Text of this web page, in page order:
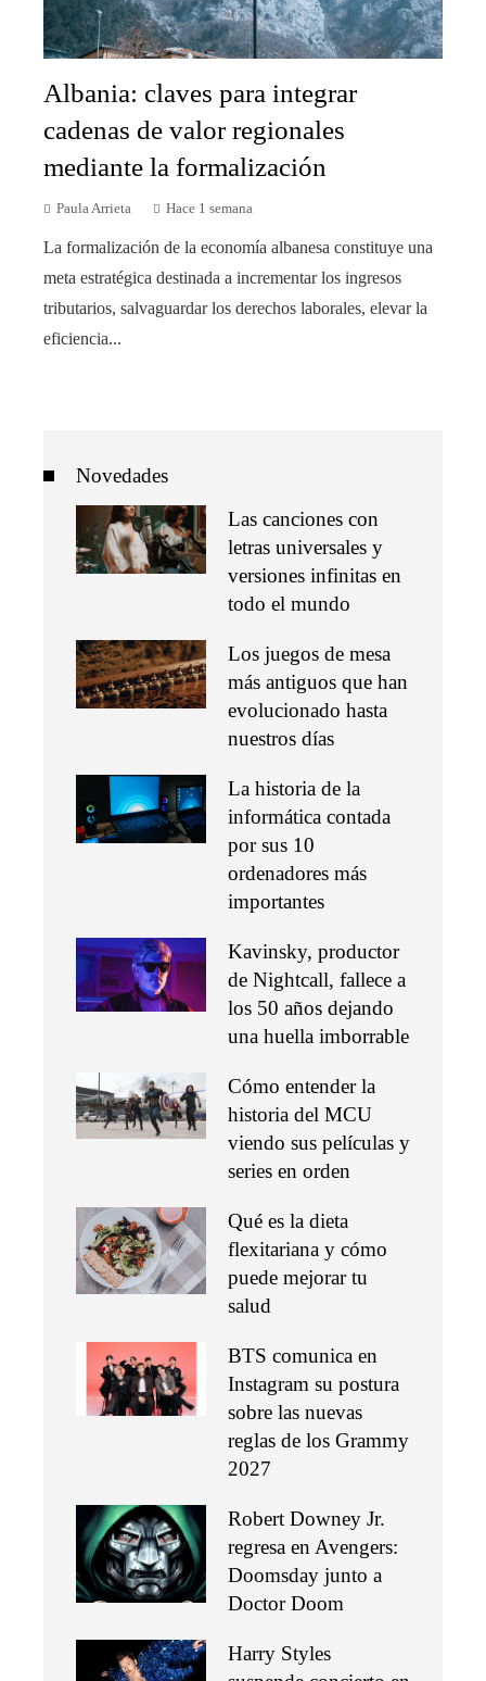
Albania: claves para integrar
cadenas de valor regionales
mediante la formalización
Paula Arrieta Hace 1 semana
La formalización de la economía albanesa constituye una
meta estratégica destinada a incrementar los ingresos
tributarios, salvaguardar los derechos laborales, elevar la
eficiencia...
Novedades
Las canciones con
letras universales y
versiones infinitas en
todo el mundo
Los juegos de mesa
más antiguos que han
evolucionado hasta
nuestros días
La historia de la
informática contada
por sus 10
ordenadores más
importantes
Kavinsky, productor
de Nightcall, fallece a
los 50 años dejando
una huella imborrable
Cómo entender la
historia del MCU
viendo sus películas y
series en orden
Qué es la dieta
flexitariana y cómo
puede mejorar tu
salud
BTS comunica en
Instagram su postura
sobre las nuevas
reglas de los Grammy
2027
Robert Downey Jr.
regresa en Avengers:
Doomsday junto a
Doctor Doom
Harry Styles